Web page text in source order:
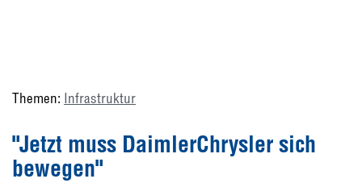
Themen: Infrastruktur
"Jetzt muss DaimlerChrysler sich
bewegen"